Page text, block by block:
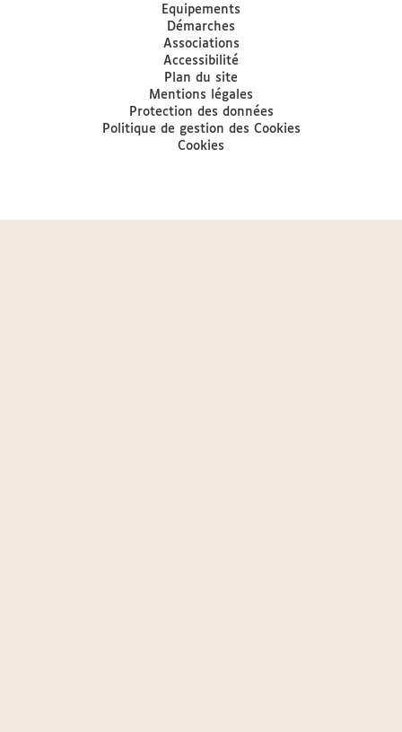
Equipements
Démarches
Associations
Accessibilité
Plan du site
Mentions légales
Protection des données
Politique de gestion des Cookies
Cookies